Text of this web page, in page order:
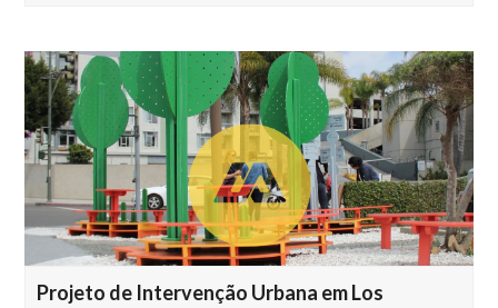
Projeto de Intervenção Urbana em Los